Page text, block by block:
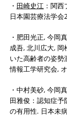
・ 田崎史江 ：関
日本園芸療法学
・肥田光正, 今岡
成吾, 北川広大,
いた高齢者の姿
情報工学研究会,
・中村美砂, 今岡
田雅俊：認知症
の有用性. 日本未